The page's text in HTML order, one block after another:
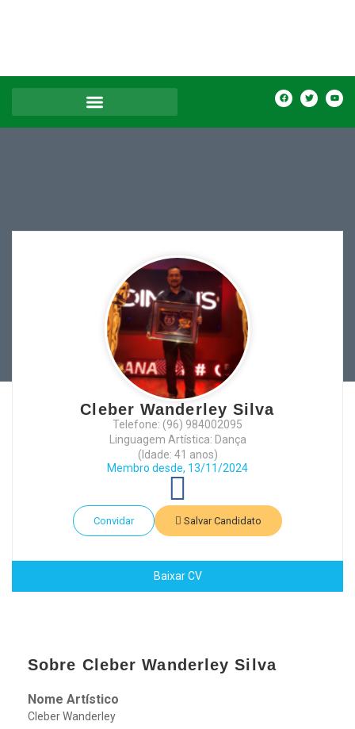
Cleber Wanderley Silva
Telefone: (96) 984002095
Linguagem Artística: Dança
(Idade: 41 anos)
Membro desde, 13/11/2024
Convidar Salvar Candidato
Baixar CV
Sobre Cleber Wanderley Silva
Nome Artístico
Cleber Wanderley